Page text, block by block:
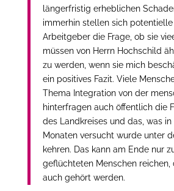
längerfristig erheblichen
immerhin stellen sich
Arbeitgeber die Frage, ob sie
müssen von Herrn Hochschild
zu werden, wenn sie mich
ein positives Fazit. Viele
Thema Integration von der
hinterfragen auch öffentlich die
des Landkreises und das, was
Monaten versucht wurde unter
kehren. Das kann am Ende nur
geflüchteten Menschen reichen,
auch gehört werden.